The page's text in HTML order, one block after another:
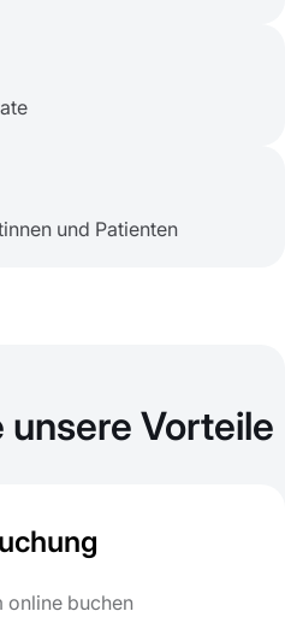
und Patienten
unsere Vorteile
online buchen